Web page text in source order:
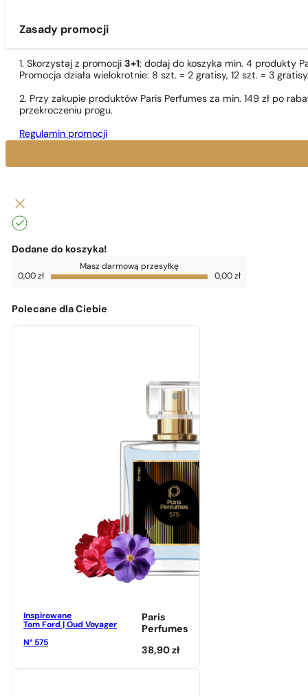
Zasady promocji
1. Skorzystaj z promocji 3+1: dodaj do koszyka min. 4 produkty
Promocja działa wielokrotnie: 8 szt. = 2 gratisy, 12 szt. = 3
2. Przy zakupie produktów Paris Perfumes za min. 149 zł po
przekroczeniu progu.
Regulamin promocji
Dodane do koszyka!
Do
darmowej
0,00 zł
Masz darmową przesyłkę
0,00zł 0,00 zł
Polecane dla Ciebie
Inspirowane
Tom Ford | Oud Voyager
N° 575
Paris
Perfumes
38,90zł